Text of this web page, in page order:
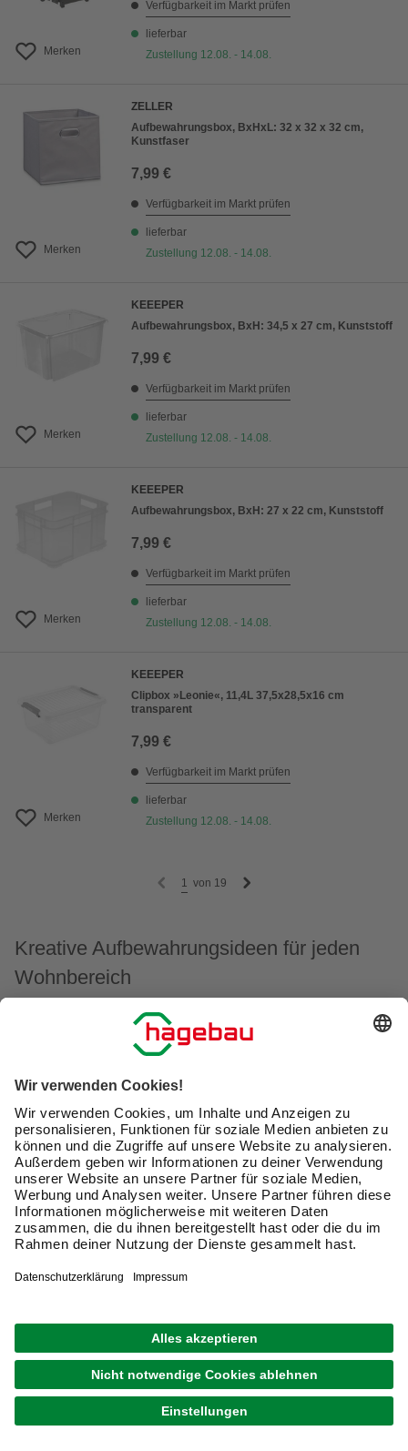
Merken
Verfügbarkeit im Markt prüfen
lieferbar
Zustellung 12.08. - 14.08.
Merken
ZELLER
Aufbewahrungsbox, BxHxL: 32 x 32 x 32 cm,
Kunstfaser
7,99 €
Verfügbarkeit im Markt prüfen
lieferbar
Zustellung 12.08. - 14.08.
Merken
KEEEPER
Aufbewahrungsbox, BxH: 34,5 x 27 cm, Kunststoff
7,99 €
Verfügbarkeit im Markt prüfen
lieferbar
Zustellung 12.08. - 14.08.
Merken
KEEEPER
Aufbewahrungsbox, BxH: 27 x 22 cm, Kunststoff
7,99 €
Verfügbarkeit im Markt prüfen
lieferbar
Zustellung 12.08. - 14.08.
Merken
KEEEPER
Clipbox »Leonie«, 11,4L 37,5x28,5x16 cm
transparent
7,99 €
Verfügbarkeit im Markt prüfen
lieferbar
Zustellung 12.08. - 14.08.
1 von 19
Kreative Aufbewahrungsideen für jeden
Wohnbereich
Jeder Raum in Deinem Zuhause hat spezifische
Anforderungen an die Aufbewahrung. Während in der
Schlafzimmer vor allem praktische Lösungen für Kleidung
und persönliche Gegenstände. Die Kunst liegt darin, für
jeden Bereich die passenden Aufbewahrungsideen zu
finden, die sowohl ästhetisch ansprechend als auch
funktional sind.
Empfohlene
Lebensmittel,
Geschirr
Kleidung,
Bettwäsche
Kleiderschränke,